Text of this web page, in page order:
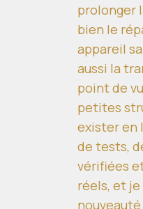
prolonger
bien le
appareil
aussi la
point de
petites
exister en
de tests,
vérifiées
réels, et